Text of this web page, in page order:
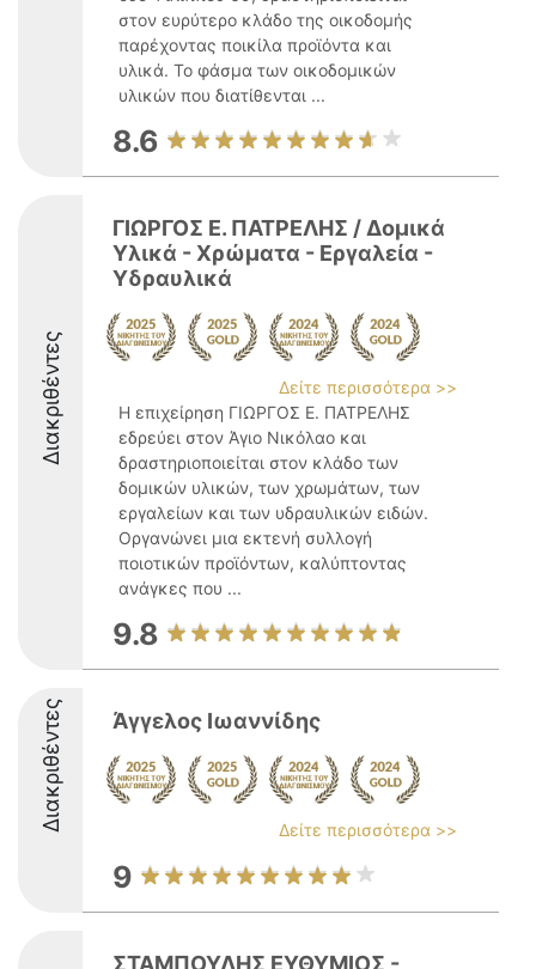
στον ευρύτερο κλάδο της οικοδομής
παρέχοντας ποικίλα προϊόντα και
υλικά. Το φάσμα των οικοδομικών
υλικών που διατίθενται ...
8.6
Διακριθέντες
ΓΙΩΡΓΟΣ Ε. ΠΑΤΡΕΛΗΣ / Δομικά
Υλικά - Χρώματα - Εργαλεία -
Υδραυλικά
Δείτε περισσότερα >>
Η επιχείρηση ΓΙΩΡΓΟΣ Ε. ΠΑΤΡΕΛΗΣ
εδρεύει στον Άγιο Νικόλαο και
δραστηριοποιείται στον κλάδο των
δομικών υλικών, των χρωμάτων, των
εργαλείων και των υδραυλικών ειδών.
Οργανώνει μια εκτενή συλλογή
ποιοτικών προϊόντων, καλύπτοντας
ανάγκες που ...
9.8
Διακριθέντες Άγγελος Ιωαννίδης
Δείτε περισσότερα >>
9
ΣΤΑΜΠΟΥΛΗΣ ΕΥΘΥΜΙΟΣ -